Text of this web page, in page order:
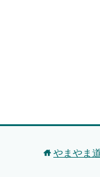
やまやま